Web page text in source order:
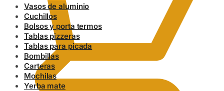
Vasos de aluminio
Cuchillos
Bolsos y porta termos
Tablas pizzeras
Tablas para picada
Bombillas
Carteras
Mochilas
Yerba mate